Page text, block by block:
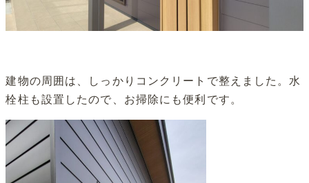
建物の周囲は、しっかりコンクリートで整えました。水
栓柱も設置したので、お掃除にも便利です。